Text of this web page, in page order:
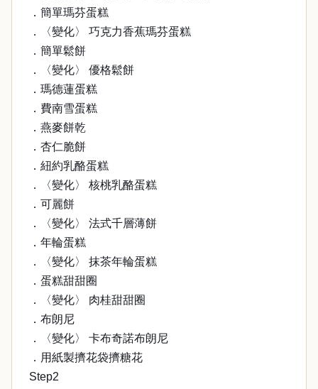
．簡單瑪芬蛋糕
．〈變化〉 巧克力香蕉瑪芬蛋糕
．簡單鬆餅
．〈變化〉 優格鬆餅
．瑪德蓮蛋糕
．費南雪蛋糕
．燕麥餅乾
．杏仁脆餅
．紐約乳酪蛋糕
．〈變化〉 核桃乳酪蛋糕
．可麗餅
．〈變化〉 法式千層薄餅
．年輪蛋糕
．〈變化〉 抹茶年輪蛋糕
．蛋糕甜甜圈
．〈變化〉 肉桂甜甜圈
．布朗尼
．〈變化〉 卡布奇諾布朗尼
．用紙製擠花袋擠糖花
Step2